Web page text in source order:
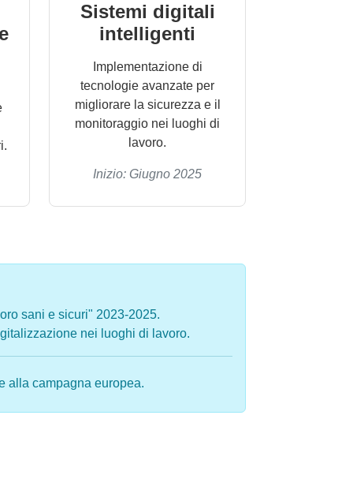
Sistemi digitali
intelligenti
Implementazione di
tecnologie avanzate per
migliorare la sicurezza e il
monitoraggio nei luoghi di
lavoro.
Inizio: Giugno 2025
sani e sicuri" 2023-2025.
nei luoghi di lavoro.
alla campagna europea.